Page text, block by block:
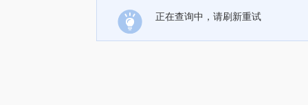
正在查询中，请刷新重试